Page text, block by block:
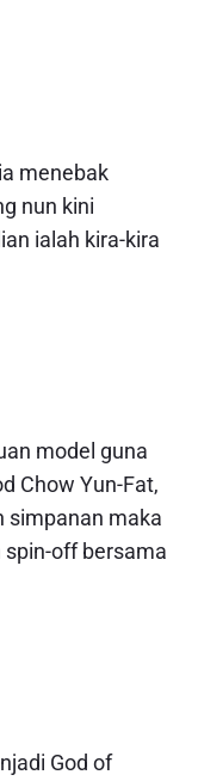
menebak
nun kini
ialah kira-kira
model guna
Chow Yun-Fat,
simpanan maka
off bersama
God of